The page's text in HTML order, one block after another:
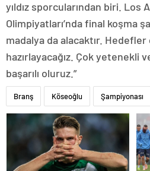
yıldız sporcularından biri. Los
Olimpiyatları’nda final koşma
madalya da alacaktır.
hazırlayacağız. Çok yetenekli
başarılı oluruz.”
Branş Köseoğlu Şampiyonası